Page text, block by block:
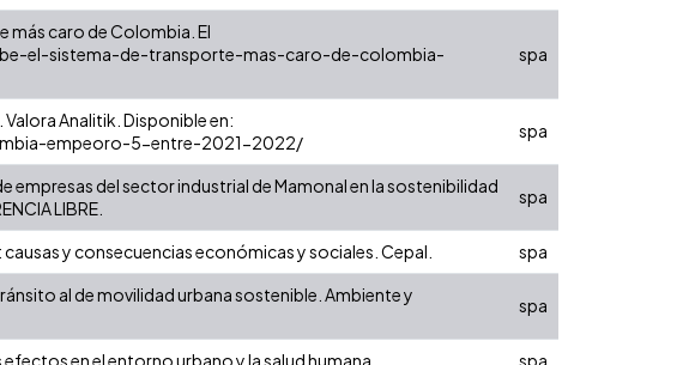
más caro de Colombia. El
el-sistema-de-transporte-mas-caro-de-colombia-
spa
Analitik. Disponible en:
empeoro-5-entre-2021-2022/
spa
empresas del sector industrial de Mamonal en la sostenibilidad
LIBRE.
spa
y consecuencias económicas y sociales. Cepal. spa
al de movilidad urbana sostenible. Ambiente y
spa
en el entorno urbano y la salud humana. spa